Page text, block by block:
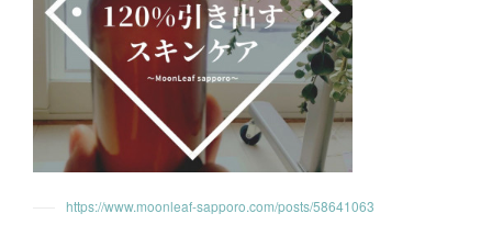
https://www.moonleaf-sapporo.com/posts/58641063